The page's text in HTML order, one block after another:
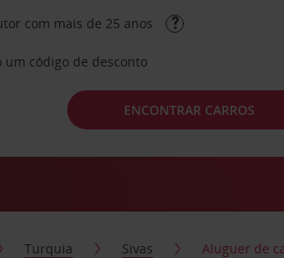
com mais de 25 anos
um código de desconto
ENCONTRAR CARROS
Turquia Sivas Aluguer de